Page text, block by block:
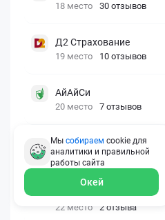
18 место 30 отзывов
Д2 Страхование
19 место 10 отзывов
АйАйСи
20 место 7 отзывов
OxySport
21 место 6 отзывов
22 место 2 отзыва
Мы собираем cookie для
аналитики и правильной
работы сайта
Окей